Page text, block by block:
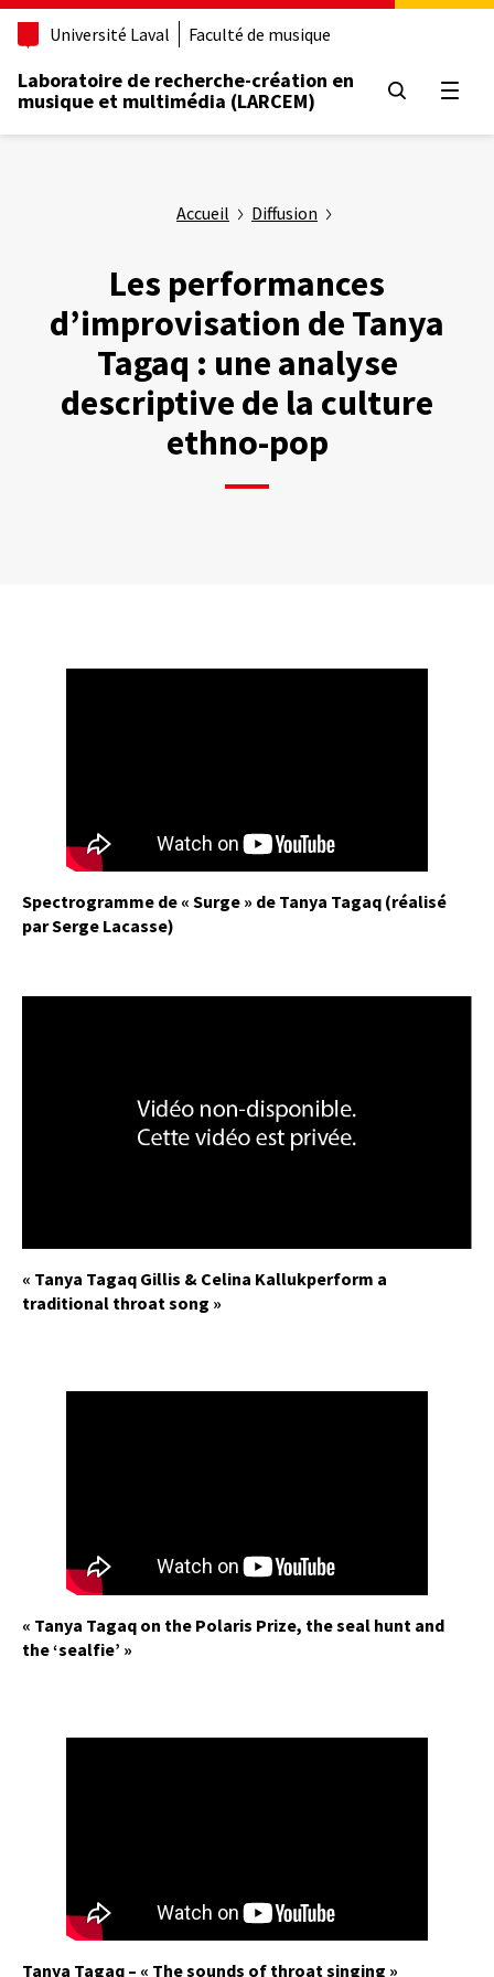
Aller
principal
Université Laval Faculté de musique
Laboratoire de recherche-création en
musique et multimédia (LARCEM)
Accueil Diffusion
Les performances
d’improvisation de Tanya
Tagaq : une analyse
descriptive de la culture
ethno-pop
Spectrogramme de « Surge » de Tanya Tagaq (réalisé
par Serge Lacasse)
« Tanya Tagaq Gillis & Celina Kallukperform a
traditional throat song »
« Tanya Tagaq on the Polaris Prize, the seal hunt and
the ‘sealfie’ »
Tanya Tagaq – « The sounds of throat singing »